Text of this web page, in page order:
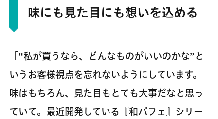
味にも見た目にも想いを込める
「“私が買うなら、どんなものがいいのかな”と
いうお客様視点を忘れないようにしています。
味はもちろん、見た目もとても大事だなと思っ
ていて。最近開発している『和パフェ』シリー